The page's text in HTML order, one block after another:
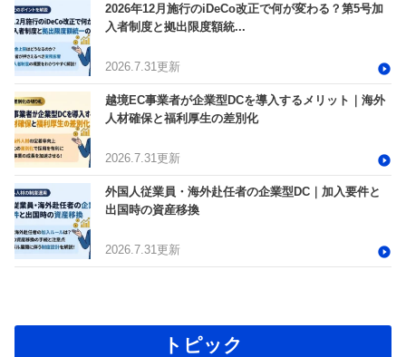
2026年12月施行のiDeCo改正で何が変わる？第5号加
入者制度と拠出限度額統...
2026.7.31更新
越境EC事業者が企業型DCを導入するメリット｜海外
人材確保と福利厚生の差別化
2026.7.31更新
外国人従業員・海外赴任者の企業型DC｜加入要件と
出国時の資産移換
2026.7.31更新
トピック